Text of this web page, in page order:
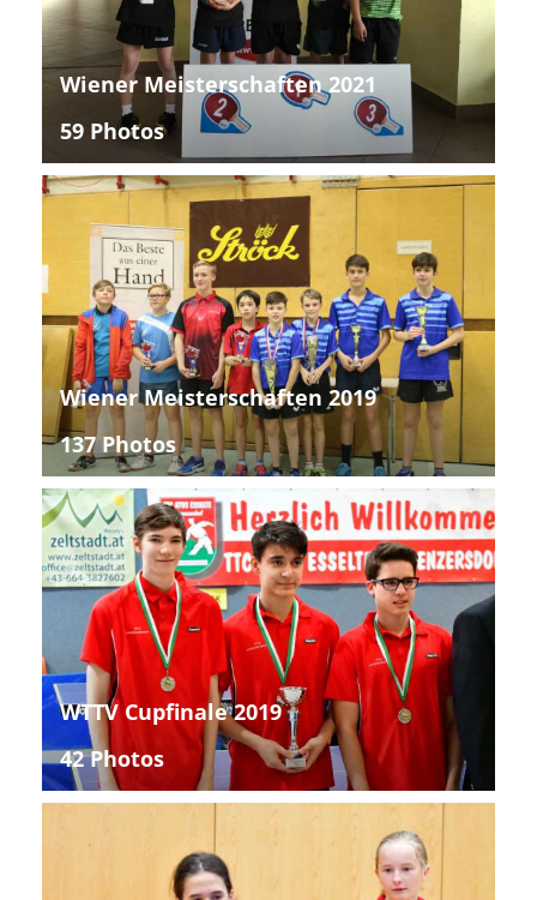
Wiener Meisterschaften 2021
59 Photos
Wiener Meisterschaften 2019
137 Photos
WTTV Cupfinale 2019
42 Photos